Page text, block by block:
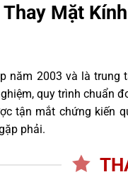
Thay Mặt
năm 2003 và là trung
quy trình chuẩn
tận mắt chứng kiến
phải.